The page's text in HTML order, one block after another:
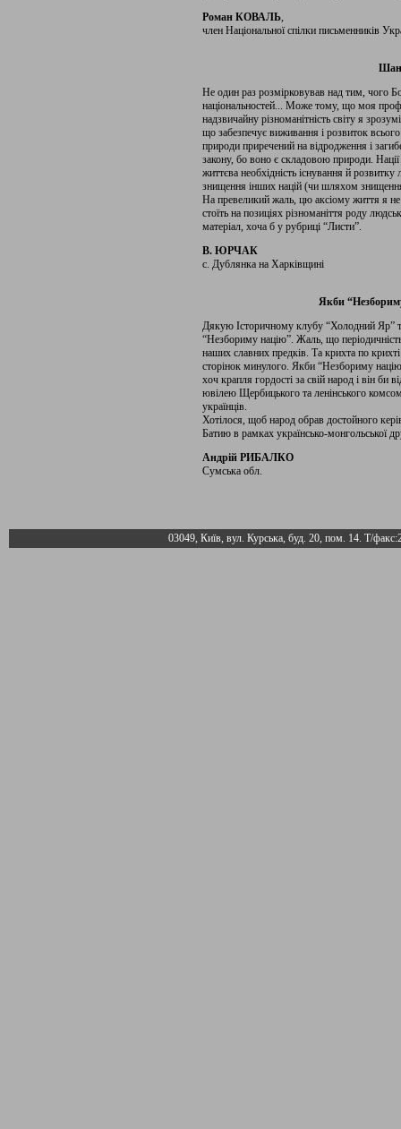
Роман КОВАЛЬ,
член Національної спілки письменників
Не один раз розмірковував над тим, чого
національностей... Може тому, що моя
надзвичайну різноманітність світу я
що забезпечує виживання і розвиток
природи приречений на відродження і
закону, бо воно є складовою природи.
життєва необхідність існування й
знищення інших націй (чи шляхом
На превеликий жаль, цю аксіому життя я
стоїть на позиціях різноманіття роду
матеріал, хоча б у рубриці “Листи”.
В. ЮРЧАК
с. Дублянка на Харківщині
Якби
Дякую Історичному клубу “Холодний Яр”
“Незбориму націю”. Жаль, що
наших славних предків. Та крихта по
сторінок минулого. Якби “Незбориму
хоч крапля гордості за свій народ і він би
ювілею Щербицького та ленінського
українців.
Хотілося, щоб народ обрав достойного
Батию в рамках українсько-монгольської
Андрій РИБАЛКО
Сумська обл.
03049, Київ, вул. Курська, буд. 20, пом. 14. Т/